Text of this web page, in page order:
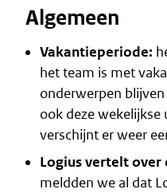
Algemeen
Vakantieperiode:
het team is met
onderwerpen
ook deze wekelijkse
verschijnt er weer
Logius vertelt over
meldden we al dat